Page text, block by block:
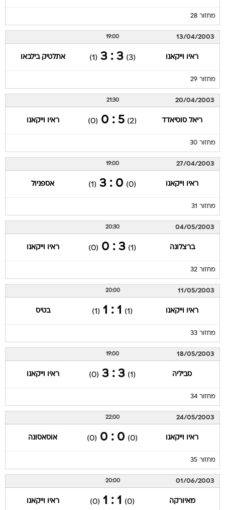
מחזור 28
13/04/2003
19:00
ראיו וייקאנו (3)
3 : 3
(1) אתלטיק בילבאו
מחזור 29
20/04/2003
21:30
ריאל סוסיאדד (2)
5 : 0
(0) ראיו וייקאנו
מחזור 30
27/04/2003
19:00
ראיו וייקאנו (0)
0 : 3
(1) אספניול
מחזור 31
04/05/2003
20:30
ברצלונה (1)
3 : 0
(0) ראיו וייקאנו
מחזור 32
11/05/2003
20:00
ראיו וייקאנו (1)
1 : 1
(1) בטיס
מחזור 33
18/05/2003
19:00
סביליה (1)
3 : 3
(0) ראיו וייקאנו
מחזור 34
24/05/2003
22:00
ראיו וייקאנו (0)
0 : 0
(0) אוסאסונה
מחזור 35
01/06/2003
20:00
מאיורקה (0)
1 : 1
(0) ראיו וייקאנו